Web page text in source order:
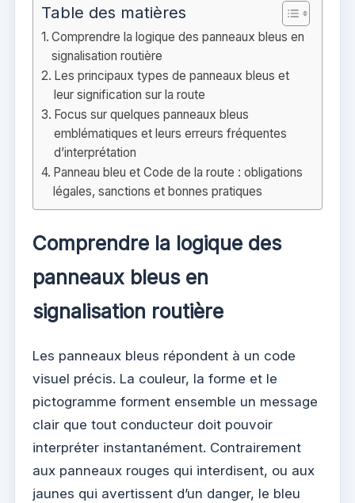
Table des matières
Comprendre la logique des panneaux bleus en
signalisation routière
Les principaux types de panneaux bleus et
leur signification sur la route
Focus sur quelques panneaux bleus
emblématiques et leurs erreurs fréquentes
d’interprétation
Panneau bleu et Code de la route : obligations
légales, sanctions et bonnes pratiques
Comprendre la logique des
panneaux bleus en
signalisation routière
Les panneaux bleus répondent à un code
visuel précis. La couleur, la forme et le
pictogramme forment ensemble un message
clair que tout conducteur doit pouvoir
interpréter instantanément. Contrairement
aux panneaux rouges qui interdisent, ou aux
jaunes qui avertissent d’un danger, le bleu